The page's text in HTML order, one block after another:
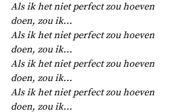
Als ik het niet perfect zou hoeven
doen, zou ik...
Als ik het niet perfect zou hoeven
doen, zou ik...
Als ik het niet perfect zou hoeven
doen, zou ik...
Als ik het niet perfect zou hoeven
doen, zou ik...